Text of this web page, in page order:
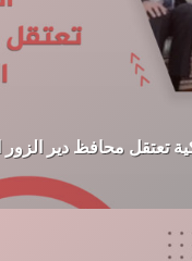
تعتقل محافظ دير الزور